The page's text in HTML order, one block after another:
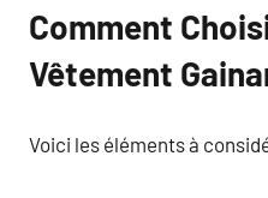
Comment
Vêtement
Voici les éléments à